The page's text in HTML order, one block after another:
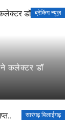
ब्रेकिंग न्यूज़
कलेक्टर डॉ
सारंगढ़ बिलाईगढ़